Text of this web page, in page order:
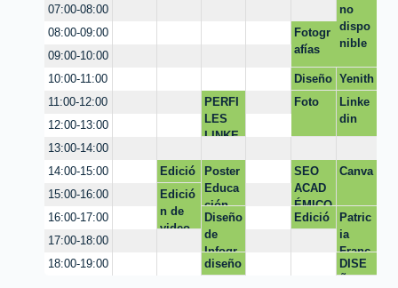
07:00-08:00
no
dispo
nible
08:00-09:00
Fotogr
afías
09:00-10:00
10:00-11:00
Diseño
de
Yenith
Cristi
na
11:00-12:00
PERFI
LES
LINKE
PROF
E
Catalin
a
Latorr
e-
Santos
Foto
Linke
din
12:00-13:00
13:00-14:00
14:00-15:00
Edició
n de
fotos
Poster
Educa
ción
SEO
ACAD
ÉMICO
Canva
15:00-16:00
Edició
n de
video
16:00-17:00
Diseño
de
Infogr
afía
Edició
Patric
ia
Franc
o
17:00-18:00
18:00-19:00
diseño
de
DISE
ÑO